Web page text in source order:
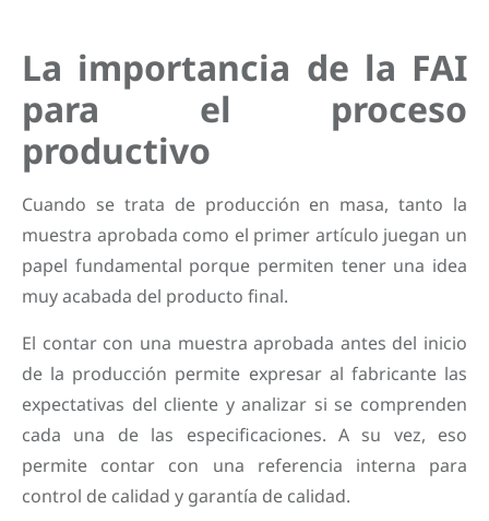
La importancia de la FAI
para el proceso
productivo
Cuando se trata de producción en masa, tanto la
muestra aprobada como el primer artículo juegan un
papel fundamental porque permiten tener una idea
muy acabada del producto final.
El contar con una muestra aprobada antes del inicio
de la producción permite expresar al fabricante las
expectativas del cliente y analizar si se comprenden
cada una de las especificaciones. A su vez, eso
permite contar con una referencia interna para
control de calidad y garantía de calidad.